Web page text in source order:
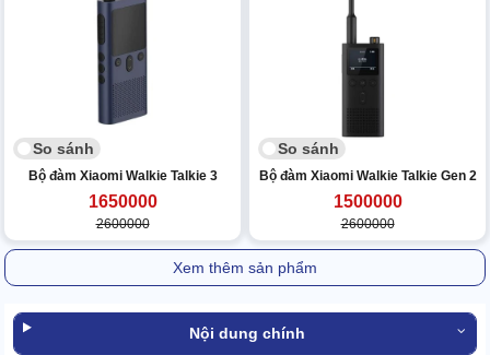
So sánh
Bộ đàm Xiaomi Walkie Talkie 3
1650000
2600000
So sánh
Bộ đàm Xiaomi Walkie Talkie Gen 2
1500000
2600000
Xem thêm sản phẩm
Nội dung chính